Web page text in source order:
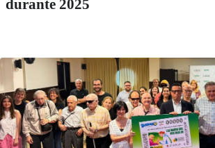
durante 2025